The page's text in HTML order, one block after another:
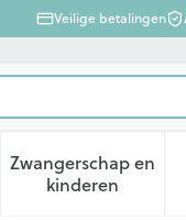
Veilige betalingen
verzorging en
voor Dieet,
Zwangerschap en
kinderen
Toon